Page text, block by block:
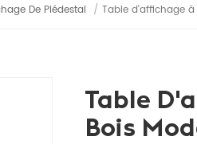
De Piédestal / Table d'affichage
Table
Bois